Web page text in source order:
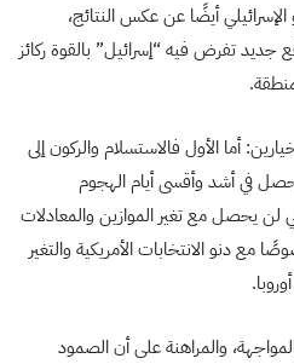
أيضًا عن عكس النتائج،
جديد تفرض فيه “إسرائيل” بالقوة ركائز
أما الأول فالاستسلام والركون إلى
في أشد وأقسى أيام الهجوم
لن يحصل مع تغير الموازين والمعادلات
مع دنو الانتخابات الأمريكية والتغير
والمراهنة على أن الصمود